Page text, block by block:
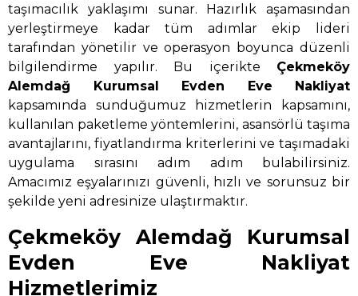
taşımacılık yaklaşımı sunar. Hazırlık aşamasından
yerleştirmeye kadar tüm adımlar ekip lideri
tarafından yönetilir ve operasyon boyunca düzenli
bilgilendirme yapılır. Bu içerikte Çekmeköy
Alemdağ Kurumsal Evden Eve Nakliyat
kapsamında sunduğumuz hizmetlerin kapsamını,
kullanılan paketleme yöntemlerini, asansörlü taşıma
avantajlarını, fiyatlandırma kriterlerini ve taşımadaki
uygulama sırasını adım adım bulabilirsiniz.
Amacımız eşyalarınızı güvenli, hızlı ve sorunsuz bir
şekilde yeni adresinize ulaştırmaktır.
Çekmeköy Alemdağ Kurumsal
Evden Eve Nakliyat
Hizmetlerimiz